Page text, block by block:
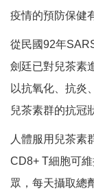
疫情的預防保健
從民國92年
劍廷已對兒茶素
以抗氧化、抗炎
兒茶素群的抗冠
人體服用兒茶素
CD8+ T細胞可
眾，每天攝取總